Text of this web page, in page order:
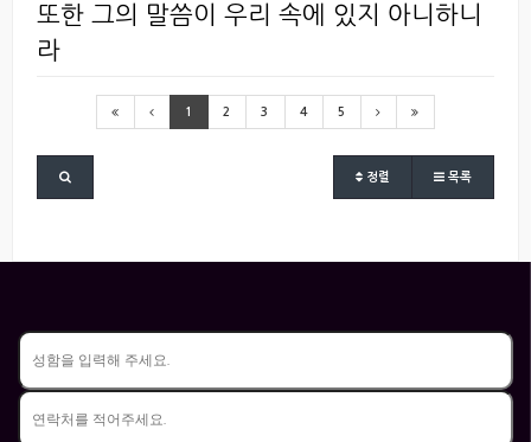
또한 그의 말씀이 우리 속에 있지 아니하니
라
1 2 3 4 5
정렬 목록